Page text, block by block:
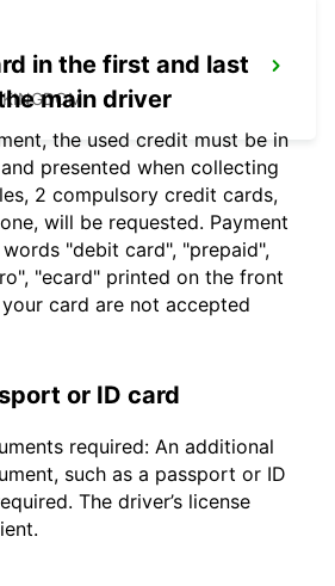
in the first and last
main driver
the used credit must be in
presented when collecting
2 compulsory credit cards,
will be requested. Payment
"debit card", "prepaid",
"ecard" printed on the front
card are not accepted
or ID card
required: An additional
such as a passport or ID
The driver’s license